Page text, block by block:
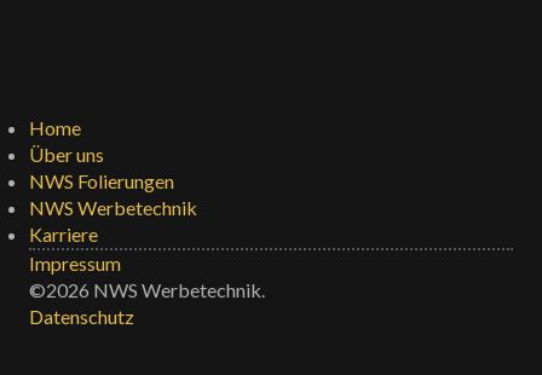
Home
Über uns
NWS Folierungen
NWS Werbetechnik
Karriere
Impressum
©2026 NWS Werbetechnik.
Datenschutz